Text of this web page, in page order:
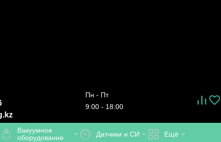
Пн - Пт
9:00 - 18:00
Вакуумное
оборудование
Датчики и СИ Ещё